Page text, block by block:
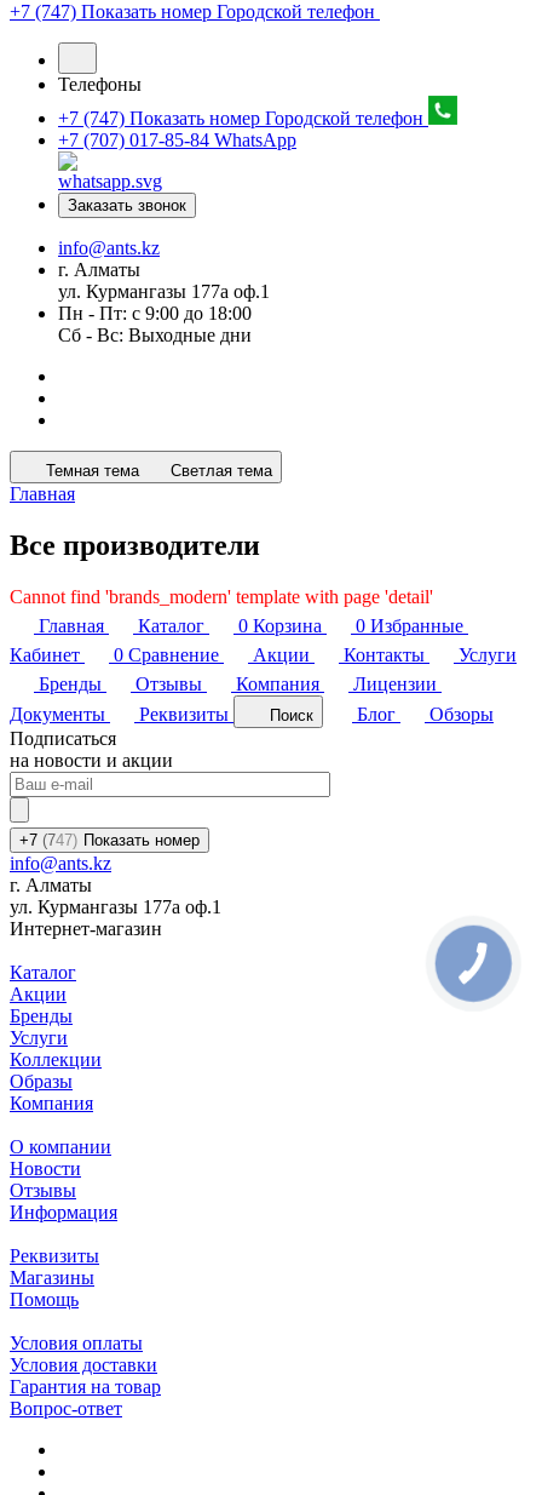
+7 (747) Показать номер Городской телефон
Телефоны
+7 (747) Показать номер Городской телефон
+7 (707) 017-85-84 WhatsApp
Заказать звонок
info@ants.kz
г. Алматы
ул. Курмангазы 177а оф.1
Пн - Пт: с 9:00 до 18:00
Сб - Вс: Выходные дни
Темная тема Светлая тема
Главная
Все производители
Cannot find 'brands_modern' template with page 'detail'
Главная
Каталог 0 Корзина 0 Избранные
Кабинет
0 Сравнение Акции Контакты
Услуги
Бренды
Отзывы Компания
Лицензии
Документы
Реквизиты Поиск Блог
Обзоры
Подписаться
на новости и акции
+7 (747) Показать номер
info@ants.kz
г. Алматы
ул. Курмангазы 177а оф.1
Интернет-магазин
Каталог
Акции
Бренды
Услуги
Коллекции
Образы
Компания
О компании
Новости
Отзывы
Информация
Реквизиты
Магазины
Помощь
Условия оплаты
Условия доставки
Гарантия на товар
Вопрос-ответ